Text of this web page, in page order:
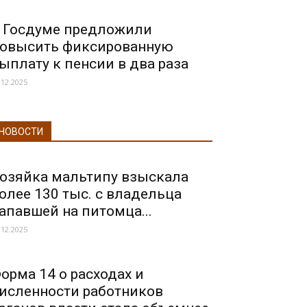
Госдуме предложили
фиксированную
к пенсии в два раза
НОВОСТИ
мальтипу взыскала
130 тыс. с владельца
на питомца...
14 о расходах и
работников